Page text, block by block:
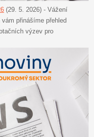
(29. 5. 2026) - Vážení
přinášíme přehled
výzev pro